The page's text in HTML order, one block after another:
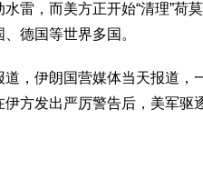
雷，而美方正开始“清理”荷
德国等世界多国。
，伊朗国营媒体当天报道，
方发出严厉警告后，美军驱